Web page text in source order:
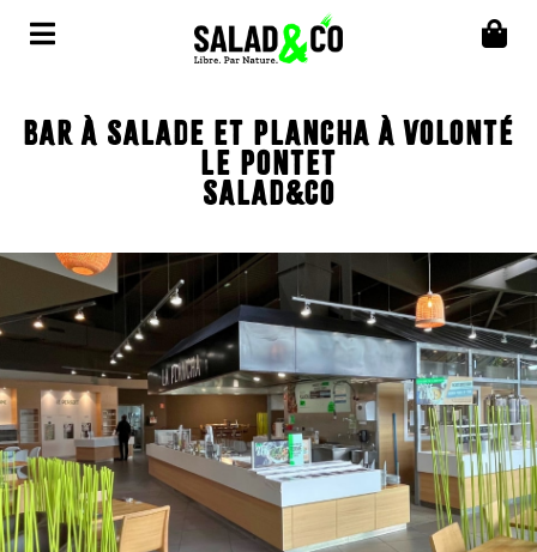
BAR À SALADE ET PLANCHA À VOLONTÉ
LE PONTET
SALAD&CO